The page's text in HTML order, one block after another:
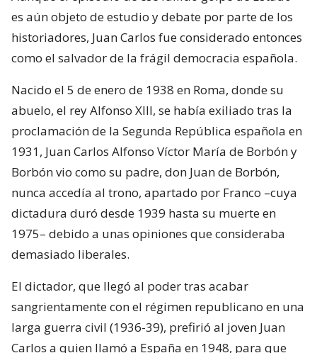
es aún objeto de estudio y debate por parte de los
historiadores, Juan Carlos fue considerado entonces
como el salvador de la frágil democracia española.
Nacido el 5 de enero de 1938 en Roma, donde su
abuelo, el rey Alfonso XIII, se había exiliado tras la
proclamación de la Segunda República española en
1931, Juan Carlos Alfonso Víctor María de Borbón y
Borbón vio como su padre, don Juan de Borbón,
nunca accedía al trono, apartado por Franco –cuya
dictadura duró desde 1939 hasta su muerte en
1975– debido a unas opiniones que consideraba
demasiado liberales.
El dictador, que llegó al poder tras acabar
sangrientamente con el régimen republicano en una
larga guerra civil (1936-39), prefirió al joven Juan
Carlos a quien llamó a España en 1948, para que